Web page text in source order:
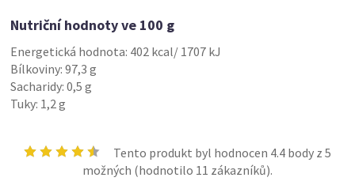
Nutriční hodnoty ve 100 g
Energetická hodnota: 402 kcal/ 1707 kJ
Bílkoviny: 97,3 g
Sacharidy: 0,5 g
Tuky: 1,2 g
Tento produkt byl hodnocen 4.4body z 5
možných (hodnotilo 11 zákazníků).